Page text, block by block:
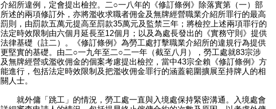
介紹所違例，定會提出檢控。二○一八年的《修訂條例》除落實第（一）部
所述的兩項修訂外，亦將濫收求職者佣金及無牌經營職業介紹所罪行的最高
罰則，由罰款五萬元提高至罰款35萬元及監禁三年；將檢控上述兩項罪行的
法定時效限制由六個月延長至12個月；以及為處長發出的《實務守則》提供
法律基礎（註二）。《修訂條例》為勞工處打擊職業介紹所的違規行為提供
更堅實的基礎。由二○一九年至二○二一年（截至八月），勞工處就83宗涉
及無牌經營或濫收佣金的個案考慮提出檢控，當中43宗全賴《修訂條例》方
能進行，包括法定時效限制及把濫收佣金罪行的涵蓋範圍擴展至持牌人的相
關人士。
就外傭「跳工」的情況，勞工處一直與入境處保持緊密溝通。入境處會